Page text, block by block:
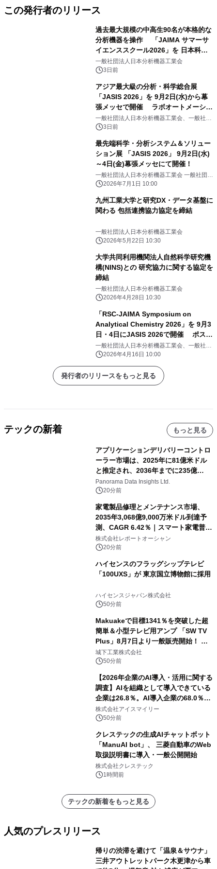
この発行者のリリース
過去最大規模の中高生90名が本格的な
分析機器を操作 「JAIMA サマーサ
イエンススクール2026」を 日本科学
未来館で開催
一般社団法人日本分析機器工業会
3日前
アジア最大級の分析・科学総合展
「JASIS 2026」を 9月2日(水)から幕
張メッセで開催 ラボオートメーショ
ン・フィジカルAI ― 研究開発を変え
る最新ソリューションなどの見どころ
一般社団法人日本分析機器工業会、一般社団
法人日本科学機器協会
3日前
最先端科学・分析システム＆ソリュー
ション展 「JASIS 2026」 9月2日(水)
～4日(金)幕張メッセにて開催！
一般社団法人日本分析機器工業会 一般社団法
人日本科学機器協会
2026年7月1日 10:00
九州工業大学と研究DX・データ基盤に
関わる 包括連携協力協定を締結
一般社団法人日本分析機器工業会
2026年5月22日 10:30
大学共同利用機関法人自然科学研究機
構(NINS)との 研究協力に関する協定を
締結
一般社団法人日本分析機器工業会
2026年4月28日 10:30
「RSC-JAIMA Symposium on
Analytical Chemistry 2026」を 9月3
日・4日にJASIS 2026で開催 ポスタ
ーセッション募集開始
一般社団法人日本分析機器工業会、一般社団
法人日本科学機器協会
2026年4月16日 10:00
発行者のリリースをもっと見る
テックの新着 もっと見る
アプリケーションデリバリーコントロ
ーラー市場は、2025年に81億米ドル
と推定され、2036年までに235億
8,000万米ドルに達すると予測されて
おり、予測期間（2026年～2036年）
Panorama Data Insights Ltd.
20分前
家電製品修理とメンテナンス市場、
2035年3,068億9,000万米ドル到達予
測、CAGR 6.42％｜スマート家電普
及・循環型経済・メンテナンス需要拡
大が成長を加速
株式会社レポートオーシャン
20分前
ハイセンスのフラッグシップテレビ
「100UXS」が 東京国立博物館に採用
ハイセンスジャパン株式会社
50分前
Makuakeで目標1341％を突破した超
簡単＆小型テレビ用アンプ 「SW TV
Plus」8月7日より一般販売開始！ ケ
ーブル1本つなぐだけ、テレビの音が
ぐっと豊かに
城下工業株式会社
50分前
【2026年企業のAI導入・活用に関する
調査】AIを組織として導入できている
企業は26.8％。AI導入企業の68.0％
が、自社でのAI導入・活用は「上手く
いっている」と回答
株式会社アイスマイリー
50分前
クレステックの生成AIチャットボット
「ManuAI bot」、 三菱自動車のWeb
取扱説明書に導入・一般公開開始
株式会社クレステック
1時間前
テックの新着をもっと見る
人気のプレスリリース
帰りの渋滞を避けて「温泉＆サウナ」
三井アウトレットパーク木更津から車